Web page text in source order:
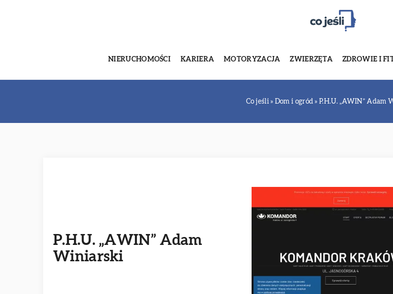
NIERUCHOMOŚCI KARIERA MOTORYZACJA ZWIERZĘTA ZDROWIE I
Co jeśli» Dom i ogród »P.H.U. „AWIN” Adam
P.H.U. „AWIN” Adam
Winiarski